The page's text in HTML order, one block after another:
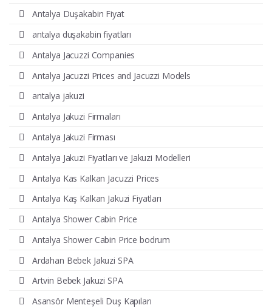
Antalya Duşakabin Fiyat
antalya duşakabin fiyatları
Antalya Jacuzzi Companies
Antalya Jacuzzi Prices and Jacuzzi Models
antalya jakuzi
Antalya Jakuzi Firmaları
Antalya Jakuzi Firması
Antalya Jakuzi Fiyatları ve Jakuzi Modelleri
Antalya Kas Kalkan Jacuzzi Prices
Antalya Kaş Kalkan Jakuzi Fiyatları
Antalya Shower Cabin Price
Antalya Shower Cabin Price bodrum
Ardahan Bebek Jakuzi SPA
Artvin Bebek Jakuzi SPA
Asansör Menteşeli Duş Kapıları